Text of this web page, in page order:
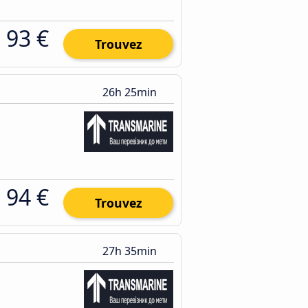
93 € Trouvez
26h 25min
94 € Trouvez
27h 35min